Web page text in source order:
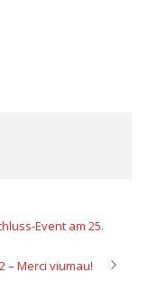
Event am 25.
– Merci viumau!